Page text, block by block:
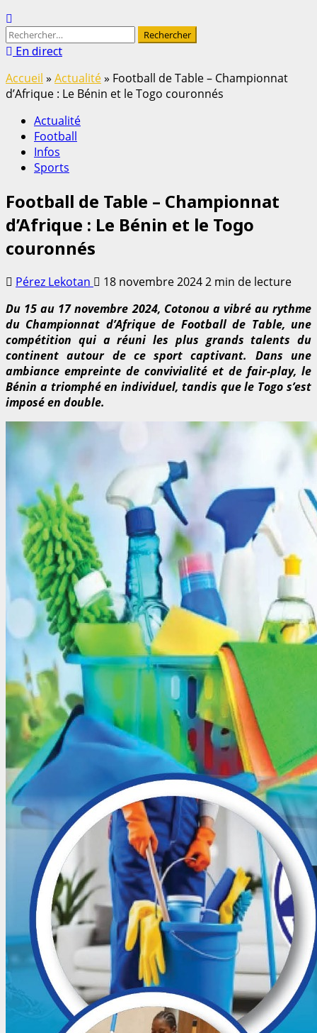
En direct
Accueil » Actualité» Football de Table – Championnat
d’Afrique : Le Bénin et le Togo couronnés
Actualité
Football
Infos
Sports
Football de Table – Championnat
d’Afrique : Le Bénin et le Togo
couronnés
Pérez Lekotan 18 novembre 20242 min de lecture
Du 15 au 17 novembre 2024, Cotonou a vibré au rythme
du Championnat d’Afrique de Football de Table, une
compétition qui a réuni les plus grands talents du
continent autour de ce sport captivant. Dans une
ambiance empreinte de convivialité et de fair-play, le
Bénin a triomphé en individuel, tandis que le Togo s’est
imposé en double.